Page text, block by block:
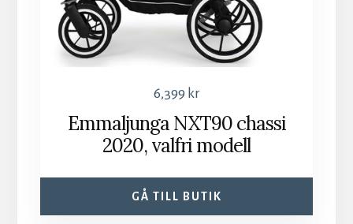
6,399 kr
Emmaljunga NXT90 chassi
2020, valfri modell
GÅ TILL BUTIK